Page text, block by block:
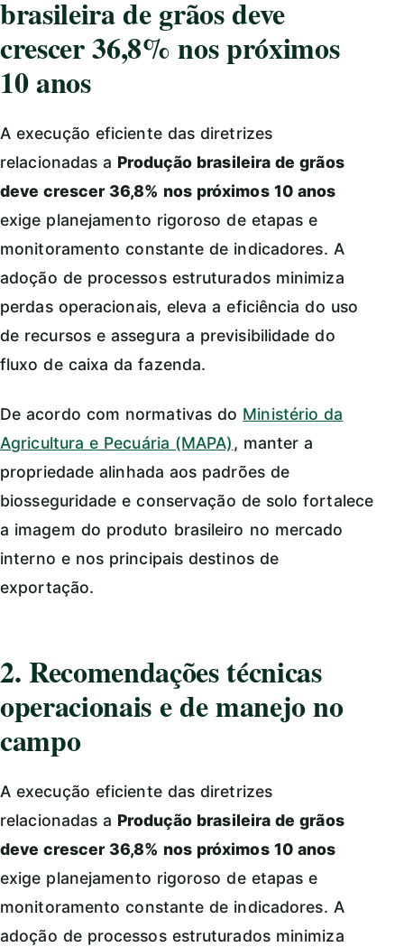
brasileira de grãos deve
crescer 36,8% nos próximos
10 anos
A execução eficiente das diretrizes
relacionadas a Produção brasileira de grãos
deve crescer 36,8% nos próximos 10 anos
exige planejamento rigoroso de etapas e
monitoramento constante de indicadores. A
adoção de processos estruturados minimiza
perdas operacionais, eleva a eficiência do uso
de recursos e assegura a previsibilidade do
fluxo de caixa da fazenda.
De acordo com normativas do Ministério da
Agricultura e Pecuária (MAPA), manter a
propriedade alinhada aos padrões de
biosseguridade e conservação de solo fortalece
a imagem do produto brasileiro no mercado
interno e nos principais destinos de
exportação.
2. Recomendações técnicas
operacionais e de manejo no
campo
A execução eficiente das diretrizes
relacionadas a Produção brasileira de grãos
deve crescer 36,8% nos próximos 10 anos
exige planejamento rigoroso de etapas e
monitoramento constante de indicadores. A
adoção de processos estruturados minimiza